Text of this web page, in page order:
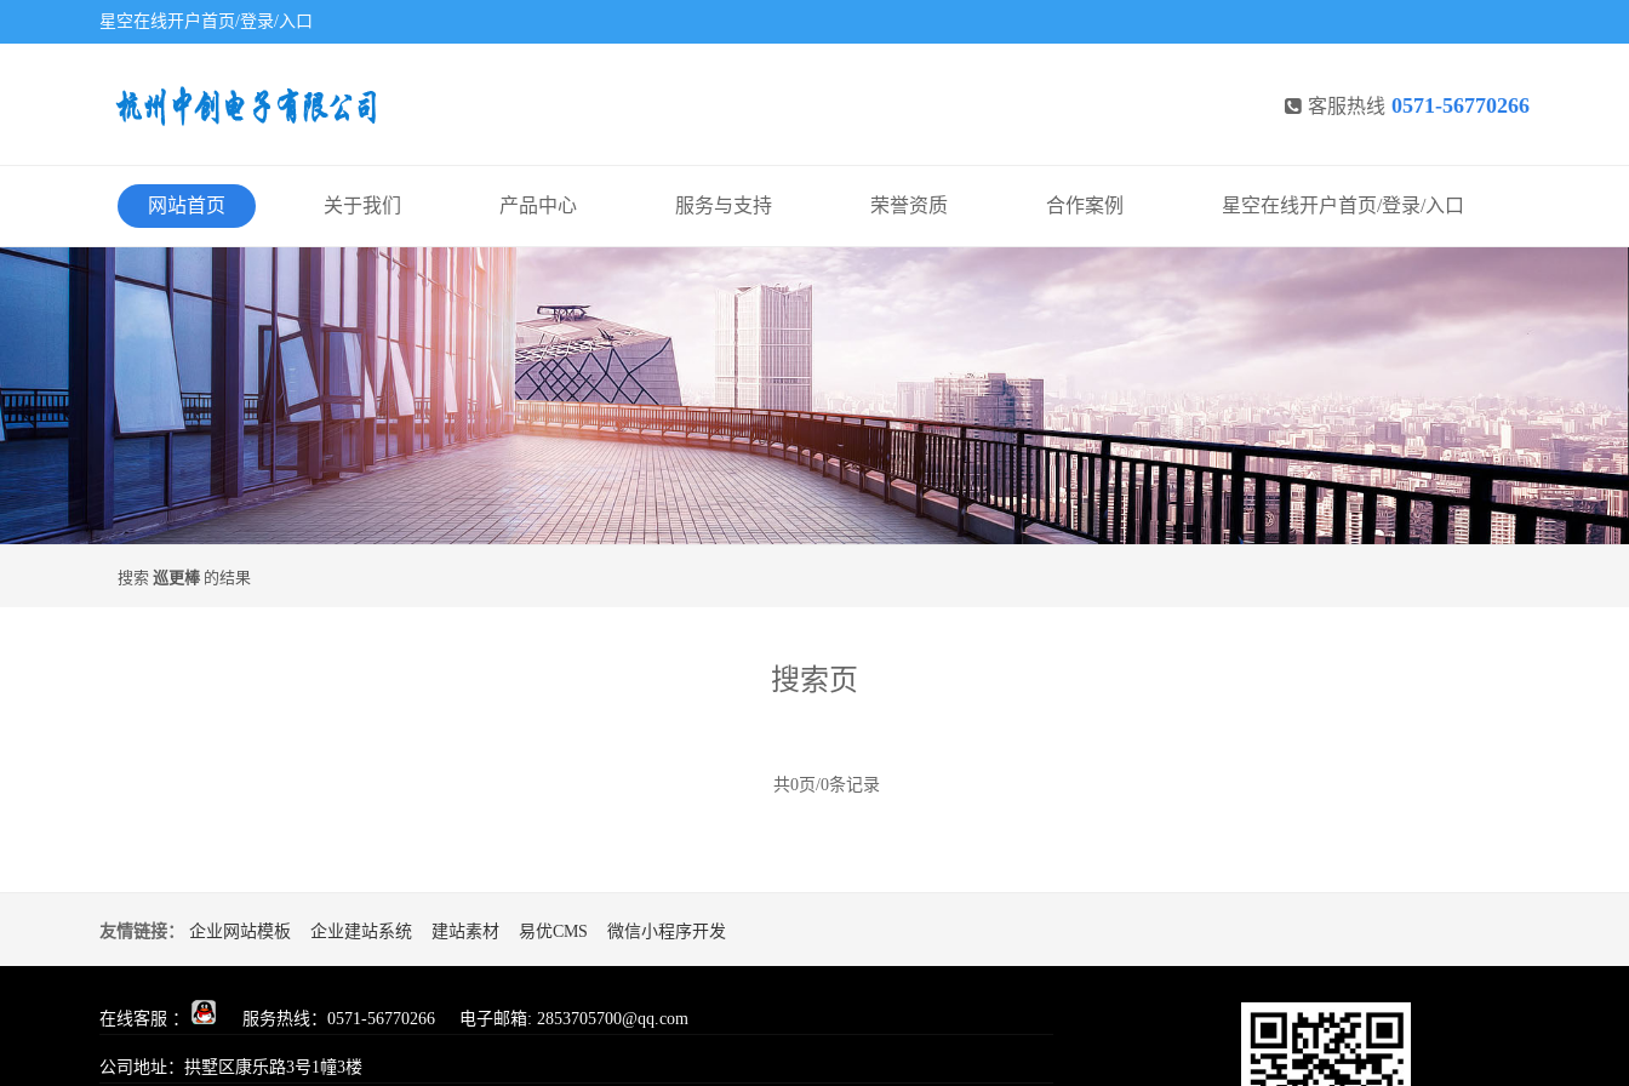
星空在线开户首页/登录/入口
客服热线 0571-56770266
网站首页 关于我们 产品中心 服务与支持 荣誉资质 合作案例 星空在线开户首页/登录/入口
搜索 巡更棒 的结果
搜索页
共0页/0条记录
友情链接： 企业网站模板 企业建站系统 建站素材 易优CMS 微信小程序开发
在线客服 ： 服务热线：0571-56770266 电子邮箱: 2853705700@qq.com
公司地址：拱墅区康乐路3号1幢3楼